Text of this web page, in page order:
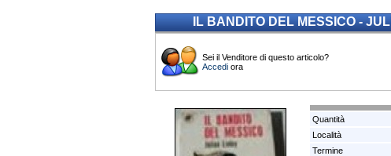
IL BANDITO DEL MESSICO -
Sei il Venditore di questo articolo?
Accedi ora
Quantità
Località
Termine